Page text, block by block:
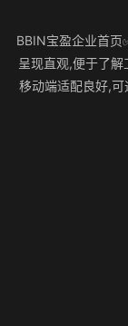
BBIN宝盈企业首
呈现直观,便于了
移动端适配良好,